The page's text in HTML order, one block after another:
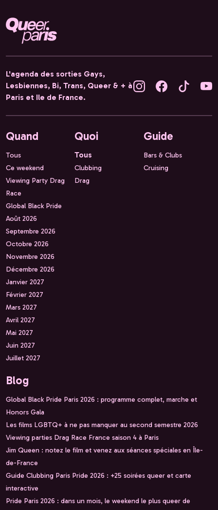
L'agenda des sorties Gays,
Lesbiennes, Bi, Trans, Queer & + à
Paris et Ile de France.
Quand
Tous
Ce weekend
Viewing Party Drag
Race
Global Black Pride
Août 2026
Septembre 2026
Octobre 2026
Novembre 2026
Décembre 2026
Janvier 2027
Février 2027
Mars 2027
Avril 2027
Mai 2027
Juin 2027
Juillet 2027
Quoi
Tous
Clubbing
Drag
Guide
Bars & Clubs
Cruising
Blog
Global Black Pride Paris 2026 : programme complet, marche et
Honors Gala
Les films LGBTQ+ à ne pas manquer au second semestre 2026
Viewing parties Drag Race France saison 4 à Paris
Jim Queen : notez le film et venez aux séances spéciales en Île-
de-France
Guide Clubbing Paris Pride 2026 : +25 soirées queer et carte
interactive
Pride Paris 2026 : dans un mois, le weekend le plus queer de